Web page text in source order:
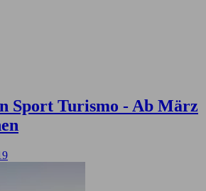
Sport Turismo - Ab März